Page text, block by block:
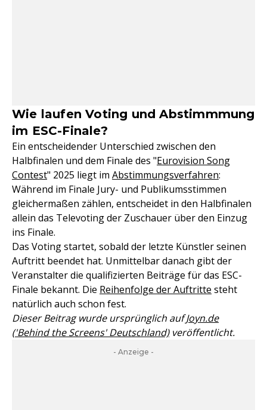
Wie laufen Voting und Abstimmmung
im ESC-Finale?
Ein entscheidender Unterschied zwischen den
Halbfinalen und dem Finale des "Eurovision Song
Contest" 2025 liegt im Abstimmungsverfahren:
Während im Finale Jury- und Publikumsstimmen
gleichermaßen zählen, entscheidet in den Halbfinalen
allein das Televoting der Zuschauer über den Einzug
ins Finale.
Das Voting startet, sobald der letzte Künstler seinen
Auftritt beendet hat. Unmittelbar danach gibt der
Veranstalter die qualifizierten Beiträge für das ESC-
Finale bekannt. Die Reihenfolge der Auftritte steht
natürlich auch schon fest.
Dieser Beitrag wurde ursprünglich aufJoyn.de
('Behind the Screens' Deutschland)veröffentlicht.
- Anzeige -